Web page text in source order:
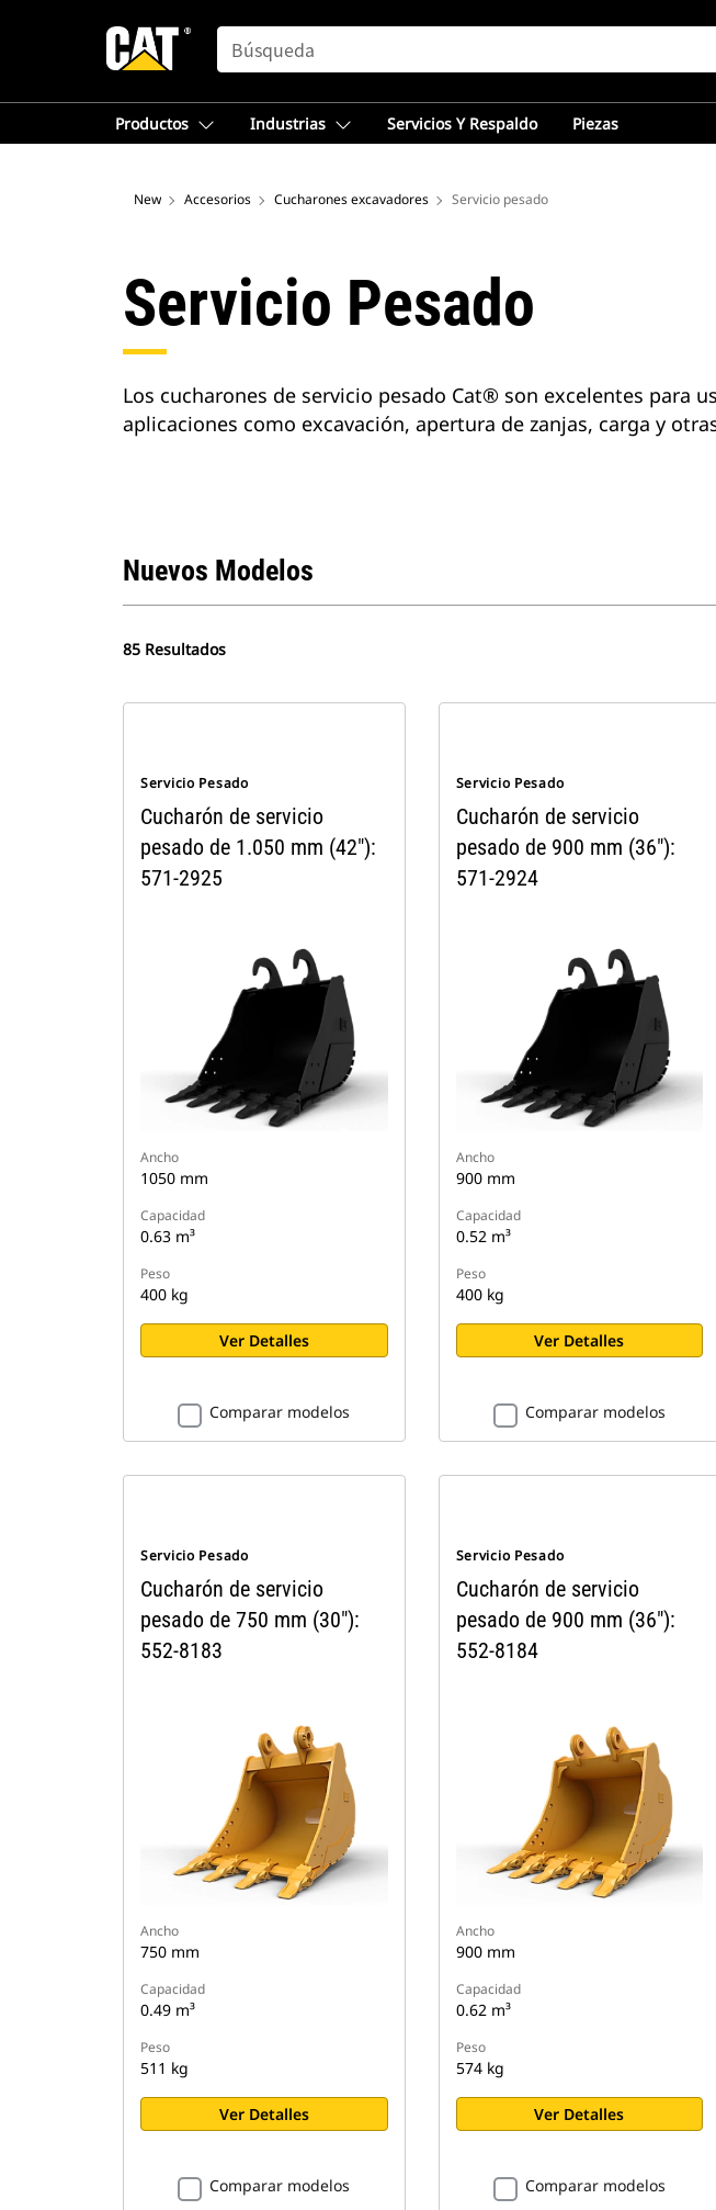
SEARCH
Productos Industrias Servicios Y Respaldo Piezas
New Accesorios Cucharones excavadores Servicio pesado
Servicio Pesado
Los cucharones de servicio pesado Cat® son excelentes para
aplicaciones como excavación, apertura de zanjas, carga y
Nuevos Modelos
85 Resultados
Servicio Pesado
Cucharón de servicio
pesado de 1.050 mm (42"):
571-2925
Ancho
1050 mm
Capacidad
0.63 m³
Peso
400 kg
Ver Detalles
Comparar modelos
Servicio Pesado
Cucharón de servicio
pesado de 900 mm (36"):
571-2924
Ancho
900 mm
Capacidad
0.52 m³
Peso
400 kg
Ver Detalles
Comparar modelos
Servicio Pesado
Cucharón de servicio
pesado de 750 mm (30"):
552-8183
Ancho
750 mm
Capacidad
0.49 m³
Peso
511 kg
Ver Detalles
Comparar modelos
Servicio Pesado
Cucharón de servicio
pesado de 900 mm (36"):
552-8184
Ancho
900 mm
Capacidad
0.62 m³
Peso
574 kg
Ver Detalles
Comparar modelos